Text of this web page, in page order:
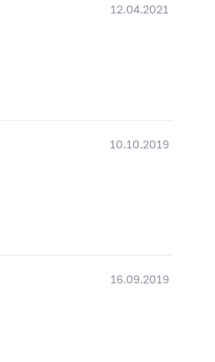
12.04.2021
10.10.2019
16.09.2019